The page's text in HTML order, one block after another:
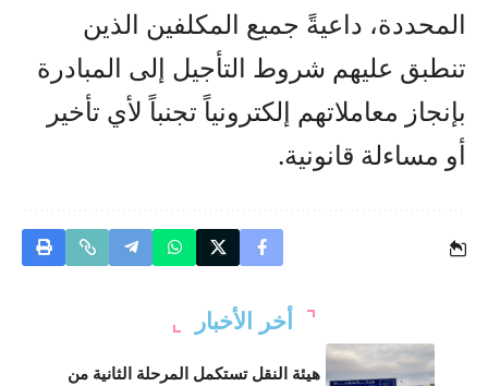
المحددة، داعيةً جميع المكلفين الذين
تنطبق عليهم شروط التأجيل إلى المبادرة
بإنجاز معاملاتهم إلكترونياً تجنباً لأي تأخير
أو مساءلة قانونية.
أخر الأخبار
هيئة النقل تستكمل المرحلة الثانية من